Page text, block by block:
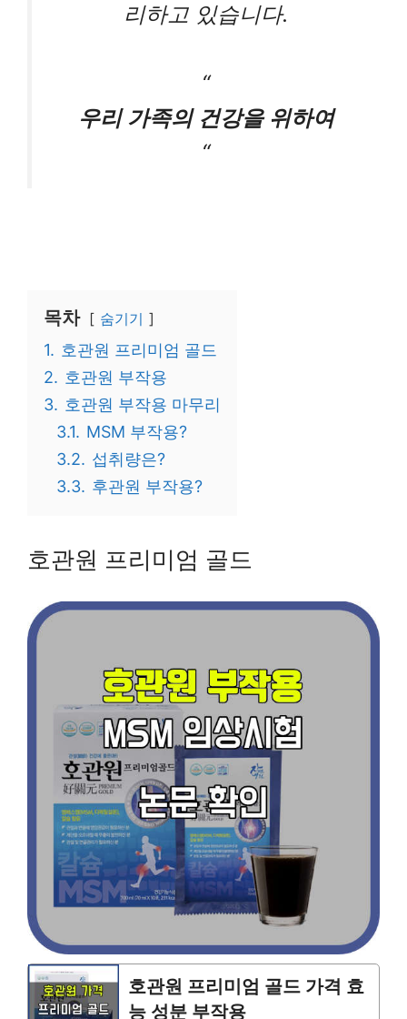
리하고 있습니다.
“
우리 가족의 건강을 위하여
“
목차 숨기기
1. 호관원 프리미엄 골드
2. 호관원 부작용
3. 호관원 부작용 마무리
3.1. MSM 부작용?
3.2. 섭취량은?
3.3. 후관원 부작용?
호관원 프리미엄 골드
호관원 프리미엄 골드 가격 효
능 성분 부작용